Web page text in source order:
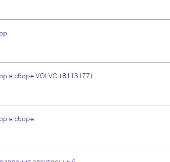
в сборе VOLVO (8113177)
в сборе